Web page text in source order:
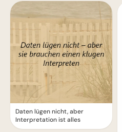
Daten lügen nicht, aber
Interpretation ist alles